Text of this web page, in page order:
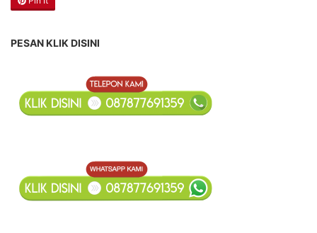
PESAN KLIK DISINI